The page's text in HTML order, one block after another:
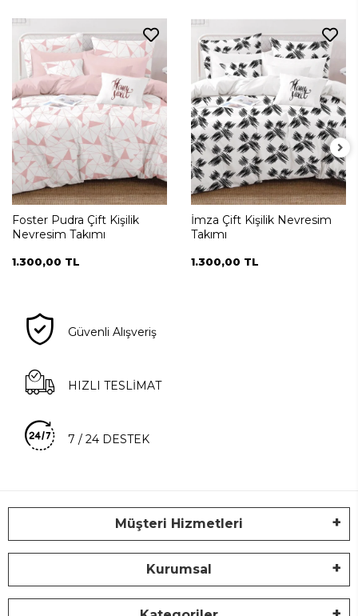
Foster Pudra Çift Kişilik
Nevresim Takımı
1.300,00 TL
İmza Çift Kişilik Nevresim
Takımı
1.300,00 TL
Güvenli Alışveriş
HIZLI TESLİMAT
7 / 24 DESTEK
Müşteri Hizmetleri
Kurumsal